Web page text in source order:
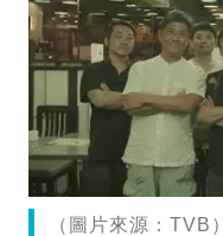
（圖片來源：TVB）